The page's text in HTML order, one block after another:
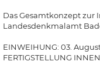
Das Gesamtkonzept
Landesdenkmalamt
EINWEIHUNG: 03.
FERTIGSTELLUNG